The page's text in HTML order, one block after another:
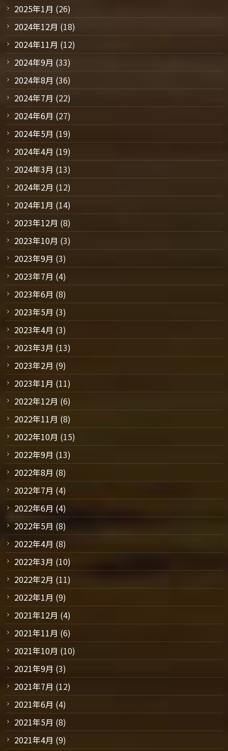
2025年1月 (26)
2024年12月 (18)
2024年11月 (12)
2024年9月 (33)
2024年8月 (36)
2024年7月 (22)
2024年6月 (27)
2024年5月 (19)
2024年4月 (19)
2024年3月 (13)
2024年2月 (12)
2024年1月 (14)
2023年12月 (8)
2023年10月 (3)
2023年9月 (3)
2023年7月 (4)
2023年6月 (8)
2023年5月 (3)
2023年4月 (3)
2023年3月 (13)
2023年2月 (9)
2023年1月 (11)
2022年12月 (6)
2022年11月 (8)
2022年10月 (15)
2022年9月 (13)
2022年8月 (8)
2022年7月 (4)
2022年6月 (4)
2022年5月 (8)
2022年4月 (8)
2022年3月 (10)
2022年2月 (11)
2022年1月 (9)
2021年12月 (4)
2021年11月 (6)
2021年10月 (10)
2021年9月 (3)
2021年7月 (12)
2021年6月 (4)
2021年5月 (8)
2021年4月 (9)